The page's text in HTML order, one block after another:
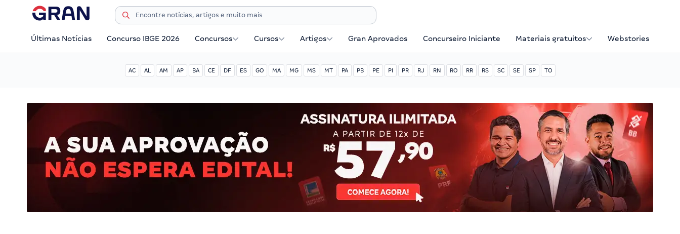
Últimas Notícias Concurso IBGE 2026 Concursos Cursos Artigos Gran Aprovados Concurseiro Iniciante Materiais gratuitos Webstories
AC AL AM AP BA CE DF ES GO MA MG MS MT PA PB PE PI PR RJ RN RO RR RS SC SE SP TO